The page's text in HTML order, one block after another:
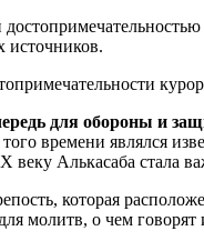
источников.
для обороны и
времени являлся
веку Алькасаба стала
которая
молитв, о чем